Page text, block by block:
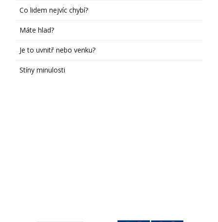
Co lidem nejvíc chybí?
Máte hlad?
Je to uvnitř nebo venku?
Stíny minulosti